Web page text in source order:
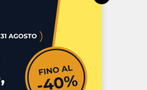
460 401
segnalazioni